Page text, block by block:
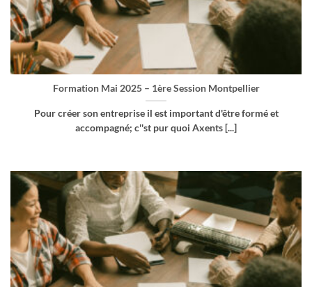
Formation Mai 2025 – 1ère Session Montpellier
Pour créer son entreprise il est important d'être formé et
accompagné; c''st pur quoi Axents [...]